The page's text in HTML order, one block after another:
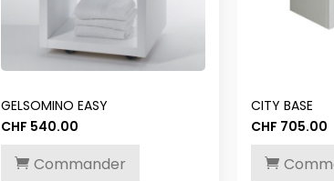
GELSOMINO EASY
CHF 540.00
Commander
CITY BASE
CHF 705.00